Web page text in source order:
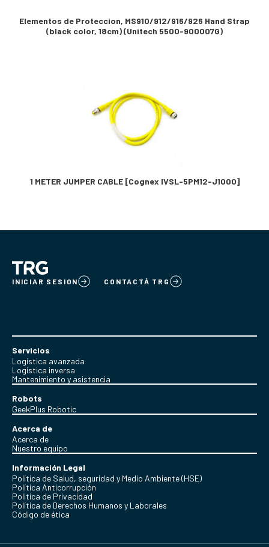
Elementos de Proteccion, MS910/912/916/926 Hand Strap
(black color, 18cm) (Unitech 5500-900007G)
1 METER JUMPER CABLE [Cognex IVSL-5PM12-J1000]
INICIAR SESION CONTACTÁ TRG
Servicios
Logística avanzada
Logística inversa
Mantenimiento y asistencia
Robots
GeekPlus Robotic
Acerca de
Acerca de
Nuestro equipo
Información Legal
Política de Salud, seguridad y Medio Ambiente (HSE)
Política Anticorrupción
Politica de Privacidad
Política de Derechos Humanos y Laborales
Código de ética